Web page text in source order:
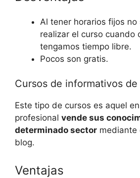
Al tener horarios fijos no
realizar el curso cuando
tengamos tiempo libre.
Pocos son gratis.
Cursos de informativos
Este tipo de cursos es aquel
profesional vende sus
determinado sector mediante
blog.
Ventajas